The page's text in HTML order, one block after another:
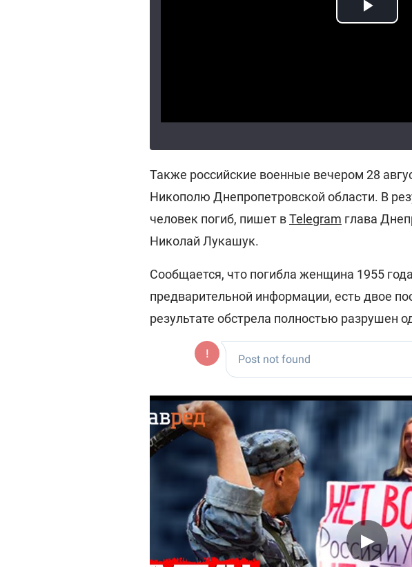
Также российские военные вечером 28
Никополю Днепропетровской области. В
человек погиб, пишет вTelegram глава
Николай Лукашук.
Сообщается, что погибла женщина 1955
предварительной информации, есть двое
результате обстрела полностью разрушен